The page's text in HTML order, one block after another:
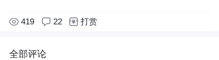
419 22 打赏
全部评论